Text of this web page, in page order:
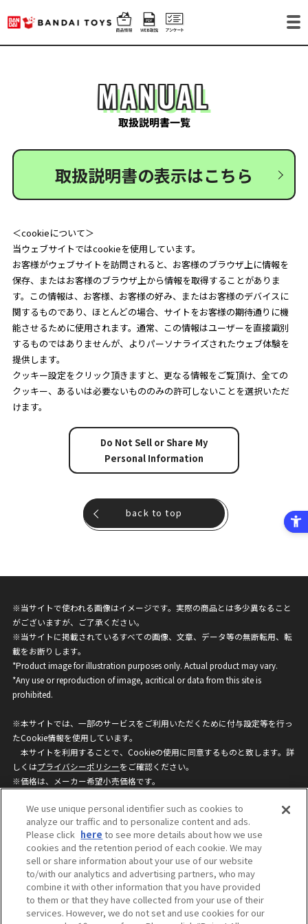
MANUAL
取扱説明書一覧
取扱説明書の表示はこちら
＜cookieについて＞
当ウェブサイトではcookieを使用しています。
お客様がウェブサイトを訪問されると、お客様のブラウザ上に情報を
保存、またはお客様のブラウザ上から情報を取得することがありま
す。この情報は、お客様、お客様の好み、またはお客様のデバイスに
関するものであり、ほとんどの場合、サイトをお客様の期待通りに機
能させるために使用されます。通常、この情報はユーザーを直接識別
するものではありませんが、よりパーソナライズされたウェブ体験を
提供します。
クッキー設定をクリック頂きますと、更なる情報をご覧頂け、全ての
クッキー、あるいは必要ないもののみの許可しないことを選択いただ
けます。
Do Not Sell or Share My
Personal Information
back to top
※当サイトで使われる画像はイメージです。実際の商品とは多少異なること
がございますが、ご了承ください。
※当サイトに掲載されているすべての画像、文章、データ等の無断転用、転
載をお断りします。
*Product image for illustration purposes only. Actual product may vary.
*Any use or reproduction of image, acritical or data from this site is
prohibited.
※本サイトでは、一部のサービスをご利用いただくために付与設定等を行っ
たCookie情報を使用しています。
本サイトを利用することで、Cookieの使用に同意するものと致します。詳
しくはプライバシーポリシーをご確認ください。
※価格は、メーカー希望小売価格です。
ざいますのでご了承ください。
privacypolicy
Do Not Sell or Share My
Personal Information
ウェブサイトご利用条件
ソーシャルメディアポリシー
個人情報保護方針
お問い合わせ
We use unique personal identifier such as cookies to
analyze our traffic and to personalize content and ads.
Please click here to see more details about how we use
cookies and the retention period of each cookie. We may
sell or share information about your use of our website
to/with our analytics and advertising partners, who may
combine it with other information that you have provided
to them or that they have collected from your use of their
services. However, we do not set and use cookies for our